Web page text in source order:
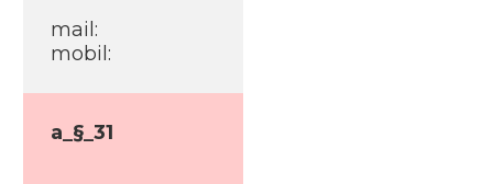
mail:
mobil:
a_§_31